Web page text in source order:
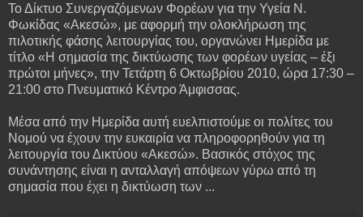
Το Δίκτυο Συνεργαζόμενων Φορέων για την Υγεία Ν.
Φωκίδας «Ακεσώ», με αφορμή την ολοκλήρωση της
πιλοτικής φάσης λειτουργίας του, οργανώνει Ημερίδα με
τίτλο «Η σημασία της δικτύωσης των φορέων υγείας – έξι
πρώτοι μήνες», την Τετάρτη 6 Οκτωβρίου 2010, ώρα 17:30 –
21:00 στο Πνευματικό Κέντρο Άμφισσας.
Μέσα από την Ημερίδα αυτή ευελπιστούμε οι πολίτες του
Νομού να έχουν την ευκαιρία να πληροφορηθούν για τη
λειτουργία του Δικτύου «Ακεσώ». Βασικός στόχος της
συνάντησης είναι η ανταλλαγή απόψεων γύρω από τη
σημασία που έχει η δικτύωση των ...